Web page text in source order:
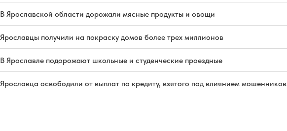
В Ярославской области дорожали мясные продукты и овощи
Ярославцы получили на покраску домов более трех миллионов
В Ярославле подорожают школьные и студенческие проездные
Ярославца освободили от выплат по кредиту, взятого под влиянием мошенников